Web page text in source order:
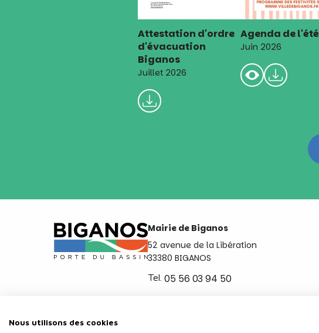
Attestation d'ordre
d'évacuation
Biganos
Juillet 2026
Agenda de l'été
Juin 2026
Mairie de Biganos
52 avenue de la Libération
33380 BIGANOS
Tel. 05 56 03 94 50
Nous utilisons des cookies